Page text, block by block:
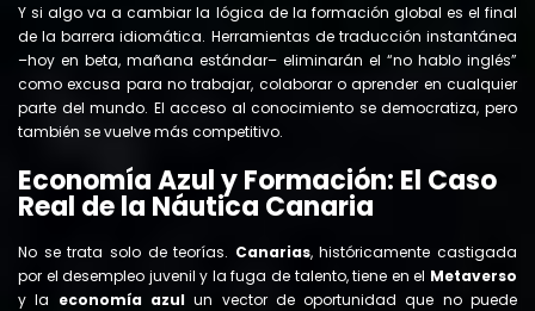
Y si algo va a cambiar la lógica de la formación global es el final
de la barrera idiomática. Herramientas de traducción instantánea
–hoy en beta, mañana estándar– eliminarán el “no hablo inglés”
como excusa para no trabajar, colaborar o aprender en cualquier
parte del mundo. El acceso al conocimiento se democratiza, pero
también se vuelve más competitivo.
Economía Azul y Formación: El Caso
Real de la Náutica Canaria
No se trata solo de teorías. Canarias, históricamente castigada
por el desempleo juvenil y la fuga de talento, tiene en el Metaverso
y la economía azulun vector de oportunidad que no puede